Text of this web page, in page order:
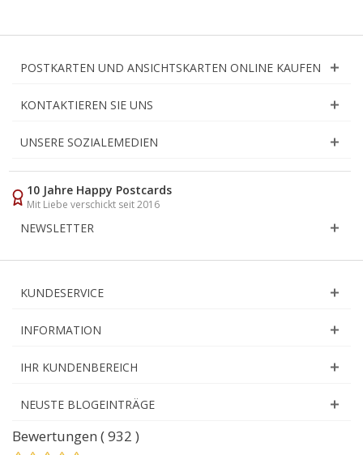
POSTKARTEN UND ANSICHTSKARTEN ONLINE KAUFEN
KONTAKTIEREN SIE UNS
UNSERE SOZIALEMEDIEN
10 Jahre Happy Postcards
Mit Liebe verschickt seit 2016
NEWSLETTER
KUNDESERVICE
INFORMATION
IHR KUNDENBEREICH
NEUSTE BLOGEINTRÄGE
Bewertungen ( 932 )